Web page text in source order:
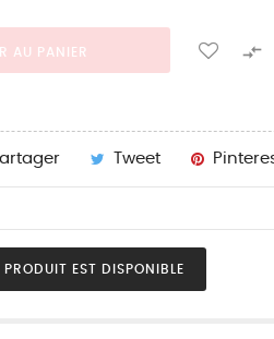
AU PANIER 
Tweet
EST DISPONIBLE